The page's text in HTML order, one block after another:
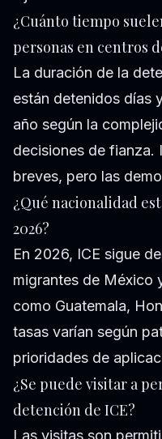
¿Cuánto tiempo
personas en centros
La duración de la
están detenidos días
año según la
decisiones de fianza.
breves, pero las
¿Qué nacionalidad
2026?
En 2026, ICE sigue
migrantes de México
como Guatemala,
tasas varían según
prioridades de
¿Se puede visitar a
detención de ICE?